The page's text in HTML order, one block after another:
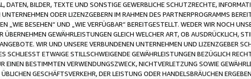
DATEN, BILDER, TEXTE UND SONSTIGE GEWERBLICHE SCHUTZRECHTE,
ODER LIZENZGEBERN IM RAHMEN DES PARTNERPROGRAMMS
„WIE BESEHEN“ UND „WIE VERFÜGBAR“ BEREITGESTELLT. WEDER WIR NOCH
GEWÄHRLEISTUNGEN GLEICH WELCHER ART, OB AUSDRÜCKLICH,
WIR UND UNSERE VERBUNDENEN UNTERNEHMEN UND LIZENZGEBER
SCHLIESST ETWAIGE STILLSCHWEIGENDE GEWÄHRLEISTUNGEN BEZÜGLICH
EINEN BESTIMMTEN VERWENDUNGSZWECK, NICHTVERLETZUNG SOWIE
GESCHÄFTSVERKEHR, DER LEISTUNG ODER HANDELSBRÄUCHEN